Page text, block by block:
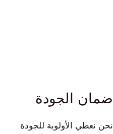
ضمان الجودة
نحن نعطي الأولوية للجودة